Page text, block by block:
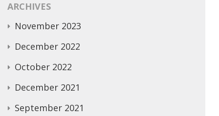
ARCHIVES
November 2023
December 2022
October 2022
December 2021
September 2021